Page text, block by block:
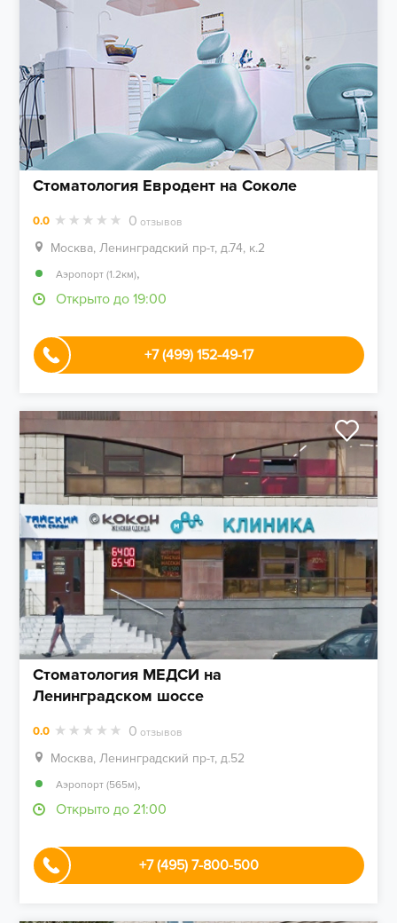
Стоматология Евродент на Соколе
0.0 0 отзывов
Москва, Ленинградский пр-т, д.74, к.2
Аэропорт (1.2км),
Открыто до 19:00
+7 (499) 152-49-17
Стоматология МЕДСИ на
Ленинградском шоссе
0.0 0 отзывов
Москва, Ленинградский пр-т, д.52
Аэропорт (565м),
Открыто до 21:00
+7 (495) 7-800-500